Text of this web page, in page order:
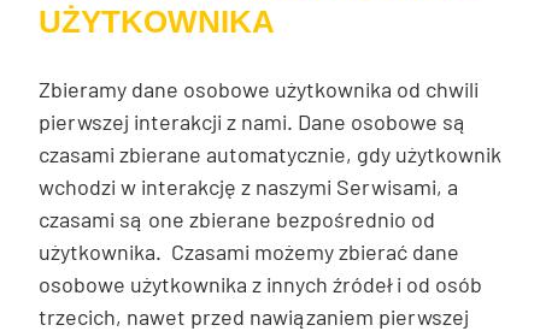
UŻYTKOWNIKA
Zbieramy dane osobowe użytkownika od chwili
pierwszej interakcji z nami. Dane osobowe są
czasami zbierane automatycznie, gdy użytkownik
wchodzi w interakcję z naszymi Serwisami, a
czasami są one zbierane bezpośrednio od
użytkownika. Czasami możemy zbierać dane
osobowe użytkownika z innych źródeł i od osób
trzecich, nawet przed nawiązaniem pierwszej